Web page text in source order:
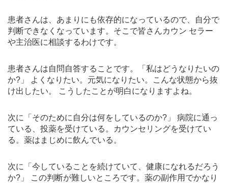
患者さんは、あまりにも依存的になっているので、自分で
判断できなくなっています。そこで皆さんカウン セラー
や主治医に相談するわけです。
患者さんは自問自答することです。「私はどうなりたいの
か?」 よくなりたい。元気になりたい。こんな状態から抜
け出したい。 こうしたことが明白になりますよね。
次に「そのために自分は何をしているのか?」 病院に通っ
ている、投薬を受けている。カウンセリングを受けてい
る。薬はまじめに飲んでいる。
次に「今していることを続けていて、健康になれるだろう
か?」 この判断が難しいところです。薬の副作用でかなり